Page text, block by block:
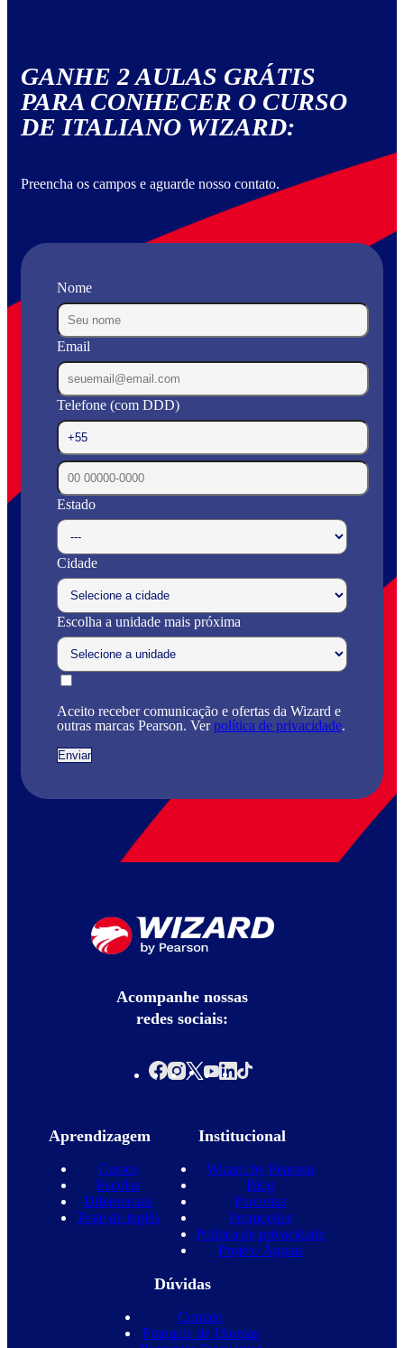
GANHE 2 AULAS GRÁTIS
PARA CONHECER O CURSO
DE ITALIANO WIZARD:
Preencha os campos e aguarde nosso contato.
Nome
Email
Telefone (com DDD)
Estado
Cidade
Escolha a unidade mais próxima
Aceito receber comunicação e ofertas da Wizard e
outras marcas Pearson. Verpolítica de privacidade.
Acompanhe nossas
redes sociais:
Aprendizagem
Cursos
Escolas
Diferenciais
Teste de inglês
Institucional
Wizard by Pearson
Blog
Parcerias
Promoções
Política de privacidade
Projeto Águias
Dúvidas
Contato
Franquia de Idiomas